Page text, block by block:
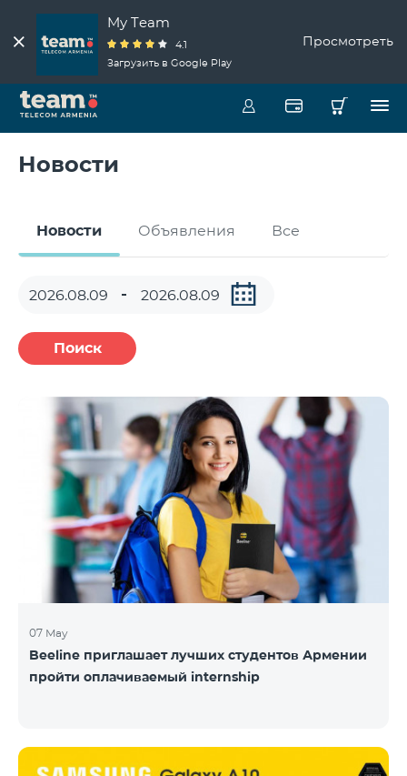
My Team
4.1
Загрузить в Google Play
Просмотреть
Новости
Новости Объявления Все
Поиск
07 May
Beeline приглашает лучших студентов Армении
пройти оплачиваемый internship